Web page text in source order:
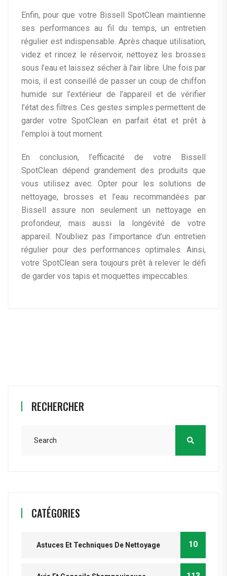
Enfin, pour que votre Bissell SpotClean maintienne
ses performances au fil du temps, un entretien
régulier est indispensable. Après chaque utilisation,
videz et rincez le réservoir, nettoyez les brosses
sous l’eau et laissez sécher à l’air libre. Une fois par
mois, il est conseillé de passer un coup de chiffon
humide sur l’extérieur de l’appareil et de vérifier
l’état des filtres. Ces gestes simples permettent de
garder votre SpotClean en parfait état et prêt à
l’emploi à tout moment.
En conclusion, l’efficacité de votre Bissell
SpotClean dépend grandement des produits que
vous utilisez avec. Opter pour les solutions de
nettoyage, brosses et l’eau recommandées par
Bissell assure non seulement un nettoyage en
profondeur, mais aussi la longévité de votre
appareil. N’oubliez pas l’importance d’un entretien
régulier pour des performances optimales. Ainsi,
votre SpotClean sera toujours prêt à relever le défi
de garder vos tapis et moquettes impeccables.
RECHERCHER
CATÉGORIES
Astuces Et Techniques De Nettoyage 10